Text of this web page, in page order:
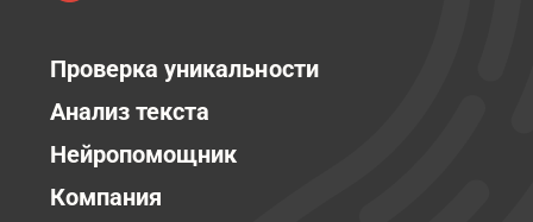
Проверка уникальности
Анализ текста
Нейропомощник
Компания